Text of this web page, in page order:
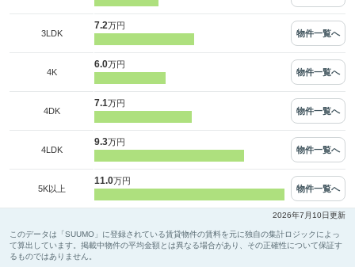
3LDK
7.2万円
物件一覧へ
4K
6.0万円
物件一覧へ
4DK
7.1万円
物件一覧へ
4LDK
9.3万円
物件一覧へ
5K以上
11.0万円
物件一覧へ
2026年7月10日更新
このデータは「SUUMO」に登録されている賃貸物件の賃料を元に独自の集計ロジックによっ
て算出しています。掲載中物件の平均金額とは異なる場合があり、その正確性について保証す
るものではありません。